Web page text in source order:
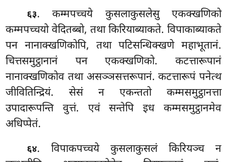
६३. कम्मपच्चये कुसलाकुसलेसु एकक्खणिको
कम्मपच्चयो वेदितब्बो, तथा किरियाब्याकते. विपाकाब्याकते
पन नानाक्खणिकोपि, तथा पटिसन्धिक्खणे महाभूतानं.
चित्तसमुट्ठानानं पन एकक्खणिको. कटत्तारूपानं
नानाक्खणिकोव तथा असञ्ञसत्तरूपानं. कटत्तारूपं पनेत्थ
जीवितिन्द्रियं. सेसं न एकन्ततो कम्मसमुट्ठानत्ता
उपादारूपन्ति वुत्तं. एवं सन्तेपि इध कम्मसमुट्ठानमेव
अधिप्पेतं.
६४. विपाकपच्चये कुसलाकुसलं किरियञ्च न